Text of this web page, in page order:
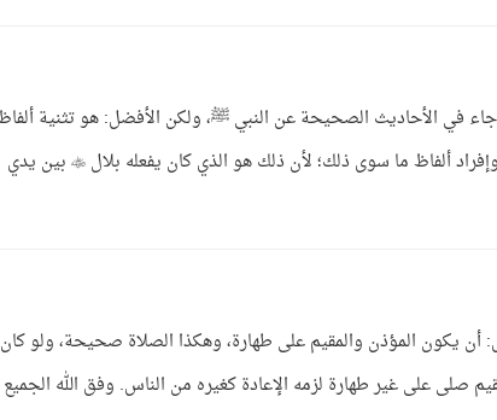
في الأحاديث الصحيحة عن النبي ﷺ، ولكن الأفضل: هو تثنية
التكبير في أول الإقامة وآخرها، وفي (قد قامت الصلاة) وإفراد ألفاظ ما سوى ذلك؛ لأن ذلك هو الذي كان يفعله بلال  بين يدي
أن يكون المؤذن والمقيم على طهارة، وهكذا الصلاة صحيحة، ولو كان
صلى على غير طهارة لزمه الإعادة كغيره من الناس. وفق الله الجميع